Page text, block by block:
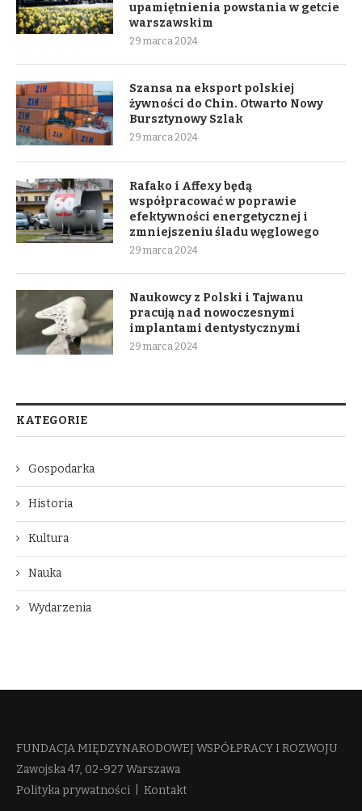
upamiętnienia powstania w getcie
warszawskim
29 marca 2024
Szansa na eksport polskiej
żywności do Chin. Otwarto Nowy
Bursztynowy Szlak
29 marca 2024
Rafako i Affexy będą
współpracować w poprawie
efektywności energetycznej i
zmniejszeniu śladu węglowego
29 marca 2024
Naukowcy z Polski i Tajwanu
pracują nad nowoczesnymi
implantami dentystycznymi
29 marca 2024
KATEGORIE
Gospodarka
Historia
Kultura
Nauka
Wydarzenia
FUNDACJA MIĘDZYNARODOWEJ WSPÓŁPRACY I ROZWOJU​
Zawojska 47, 02-927 Warszawa
Polityka prywatności
Kontakt